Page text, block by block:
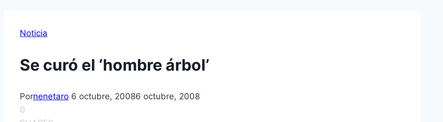
Noticia
Se curó el ‘hombre árbol’
Pornenetaro 6 octubre, 20086 octubre, 2008
0